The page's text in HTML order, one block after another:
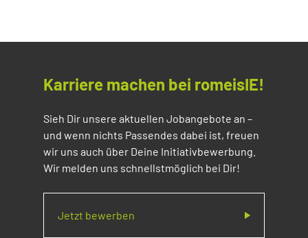
Karriere machen bei romeisIE!
Sieh Dir unsere aktuellen Jobangebote an –
und wenn nichts Passendes dabei ist, freuen
wir uns auch über Deine Initiativbewerbung.
Wir melden uns schnellstmöglich bei Dir!
Jetzt bewerben